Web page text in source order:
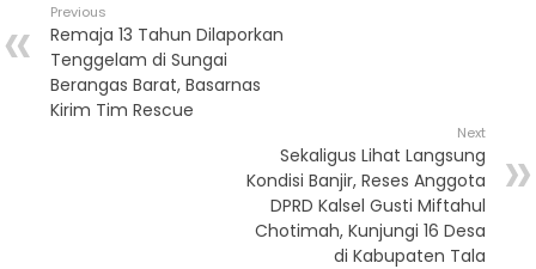
Previous
Remaja 13 Tahun Dilaporkan
Tenggelam di Sungai
Berangas Barat, Basarnas
Kirim Tim Rescue
Next
Sekaligus Lihat Langsung
Kondisi Banjir, Reses Anggota
DPRD Kalsel Gusti Miftahul
Chotimah, Kunjungi 16 Desa
di Kabupaten Tala